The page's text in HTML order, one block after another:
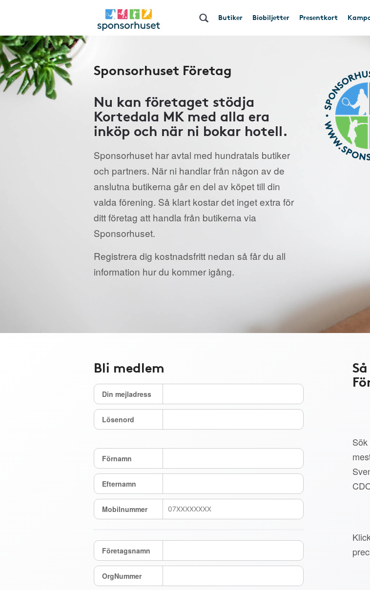
Butiker Biobiljetter Presentkort
Sponsorhuset Företag
Nu kan företaget stödja
Kortedala MK med alla era
inköp och när ni bokar hotell.
Sponsorhuset har avtal med hundratals butiker
och partners. När ni handlar från någon av de
anslutna butikerna går en del av köpet till din
valda förening. Så klart kostar det inget extra för
ditt företag att handla från butikerna via
Sponsorhuset.
Registrera dig kostnadsfritt nedan så får du all
information hur du kommer igång.
Bli medlem
Din mejladress
Lösenord
Förnamn
Efternamn
Mobilnummer
Företagsnamn
OrgNummer